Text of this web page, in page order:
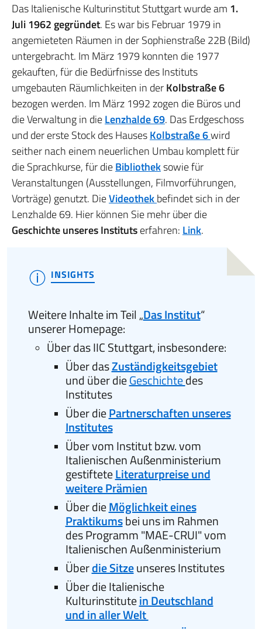
Das Italienische Kulturinstitut Stuttgart wurde am 1.
Juli 1962 gegründet. Es war bis Februar 1979 in
angemieteten Räumen in der Sophienstraße 22B (Bild)
untergebracht. Im März 1979 konnten die 1977
gekauften, für die Bedürfnisse des Instituts
umgebauten Räumlichkeiten in derKolbstraße 6
bezogen werden. Im März 1992 zogen die Büros und
die Verwaltung in dieLenzhalde 69. Das Erdgeschoss
und der erste Stock des HausesKolbstraße 6wird
seither nach einem neuerlichen Umbau komplett für
die Sprachkurse, für dieBibliotheksowie für
Veranstaltungen (Ausstellungen, Filmvorführungen,
Vorträge) genutzt. DieVideothekbefindet sich in der
Lenzhalde 69. Hier können Sie mehr über die
Geschichte unseres Institutserfahren: Link.
INSIGHTS
Weitere Inhalte im Teil „Das Institut“
unserer Homepage:
Über das IIC Stuttgart, insbesondere:
Über dasZuständigkeitsgebiet
und über dieGeschichtedes
Institutes
Über diePartnerschaften unseres
Institutes
Über vom Institut bzw. vom
Italienischen Außenministerium
gestifteteLiteraturpreise und
weitere Prämien
Über dieMöglichkeit eines
Praktikumsbei uns im Rahmen
des Programm "MAE-CRUI" vom
Italienischen Außenministerium
Überdie Sitzeunseres Institutes
Über die Italienische
Kulturinstitutein Deutschland
und in aller Welt